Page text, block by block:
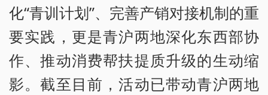
化“青训计划”、完善产销对接机制的重
要实践，更是青沪两地深化东西部协
作、推动消费帮扶提质升级的生动缩
影。截至目前，活动已带动青沪两地